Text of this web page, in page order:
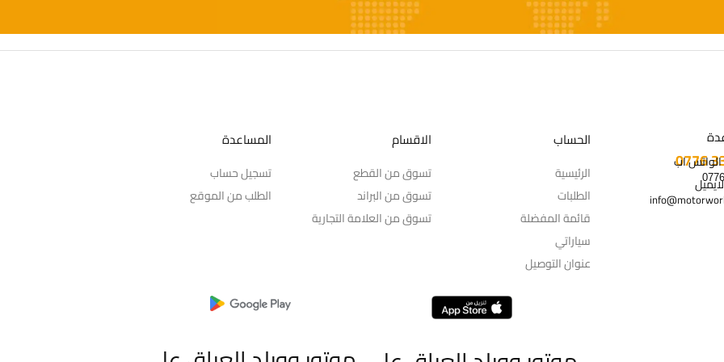
الواتس اب
الحساب
الرئيسية
الطلبات
قائمة المفضلة
سياراتي
عنوان التوصيل
الاقسام
تسوق من القطع
تسوق من البراند
تسوق من العلامة التجارية
المساعدة
تسجيل حساب
الطلب من الموقع